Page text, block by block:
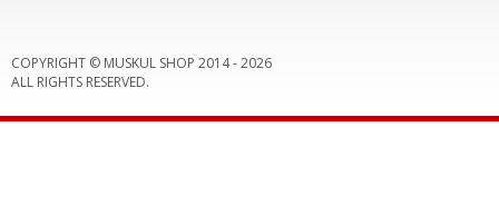
COPYRIGHT © MUSKUL SHOP 2014 -2026
ALL RIGHTS RESERVED.